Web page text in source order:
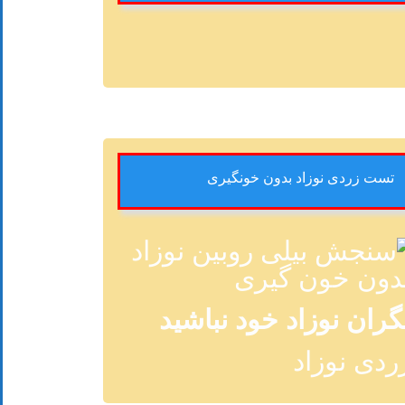
تست زردی نوزاد بدون خونگیری
نوزاد خود نباشید
نوزاد